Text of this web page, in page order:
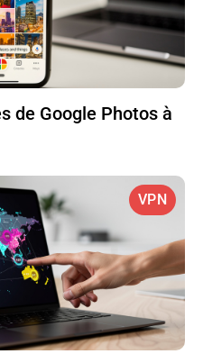
de Google Photos à
VPN